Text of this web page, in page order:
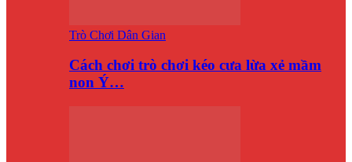
Trò Chơi Dân Gian
Cách chơi trò chơi kéo cưa lừa xẻ mầm
non Ý…